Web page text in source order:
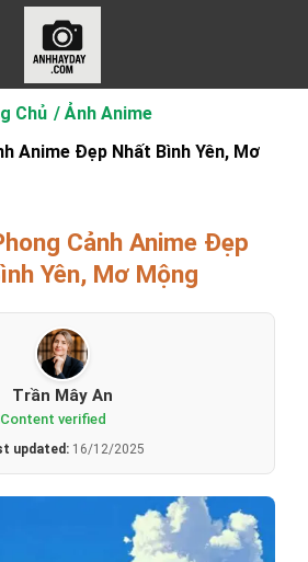
Chủ
Ảnh Anime
Anime Đẹp Nhất Bình Yên, Mơ
Cảnh Anime Đẹp
Yên, Mơ Mộng
Trần Mây An
Content verified
updated: 16/12/2025